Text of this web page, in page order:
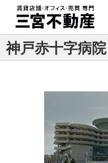
神戸赤十字病院